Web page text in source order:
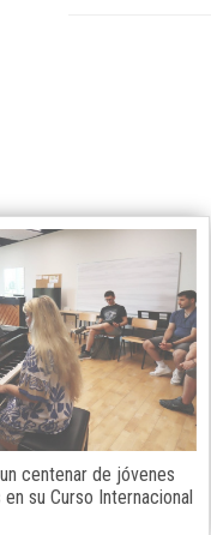
centenar de jóvenes
su Curso Internacional